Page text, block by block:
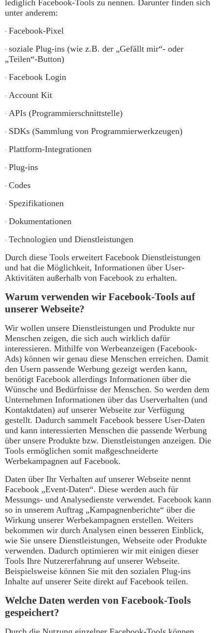
lediglich Facebook-Tools zu nennen. Darunter finden sich
unter anderem:
· Facebook-Pixel
· soziale Plug-ins (wie z.B. der „Gefällt mir“- oder
„Teilen“-Button)
· Facebook Login
· Account Kit
· APIs (Programmierschnittstelle)
· SDKs (Sammlung von Programmierwerkzeugen)
· Plattform-Integrationen
· Plug-ins
· Codes
· Spezifikationen
· Dokumentationen
· Technologien und Dienstleistungen
Durch diese Tools erweitert Facebook Dienstleistungen
und hat die Möglichkeit, Informationen über User-
Aktivitäten außerhalb von Facebook zu erhalten.
Warum verwenden wir Facebook-Tools auf
unserer Webseite?
Wir wollen unsere Dienstleistungen und Produkte nur
Menschen zeigen, die sich auch wirklich dafür
interessieren. Mithilfe von Werbeanzeigen (Facebook-
Ads) können wir genau diese Menschen erreichen. Damit
den Usern passende Werbung gezeigt werden kann,
benötigt Facebook allerdings Informationen über die
Wünsche und Bedürfnisse der Menschen. So werden dem
Unternehmen Informationen über das Userverhalten (und
Kontaktdaten) auf unserer Webseite zur Verfügung
gestellt. Dadurch sammelt Facebook bessere User-Daten
und kann interessierten Menschen die passende Werbung
über unsere Produkte bzw. Dienstleistungen anzeigen. Die
Tools ermöglichen somit maßgeschneiderte
Werbekampagnen auf Facebook.
Daten über Ihr Verhalten auf unserer Webseite nennt
Facebook „Event-Daten“. Diese werden auch für
Messungs- und Analysedienste verwendet. Facebook kann
so in unserem Auftrag „Kampagnenberichte“ über die
Wirkung unserer Werbekampagnen erstellen. Weiters
bekommen wir durch Analysen einen besseren Einblick,
wie Sie unsere Dienstleistungen, Webseite oder Produkte
verwenden. Dadurch optimieren wir mit einigen dieser
Tools Ihre Nutzererfahrung auf unserer Webseite.
Beispielsweise können Sie mit den sozialen Plug-ins
Inhalte auf unserer Seite direkt auf Facebook teilen.
Welche Daten werden von Facebook-Tools
gespeichert?